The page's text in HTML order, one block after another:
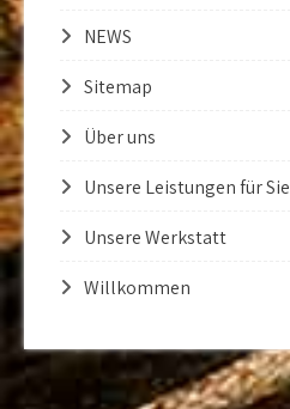
NEWS
Sitemap
Über uns
Unsere Leistungen für Sie
Unsere Werkstatt
Willkommen